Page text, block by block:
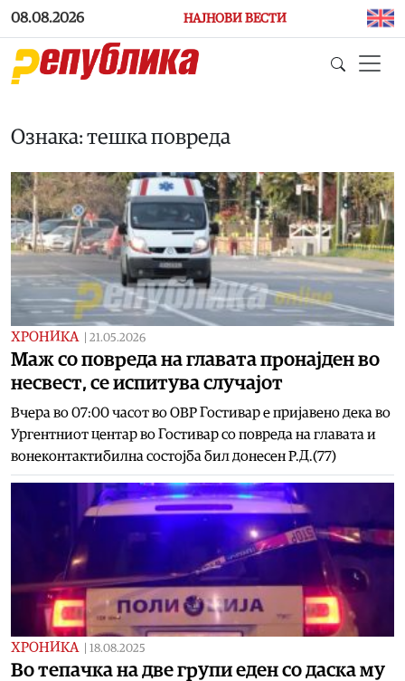
Skip to main content
08.08.2026 НАЈНОВИ ВЕСТИ
Ознака: тешка повреда
ХРОНИКА 21.05.2026
Маж со повреда на главата пронајден во
несвест, се испитува случајот
Вчера во 07:00 часот во ОВР Гостивар е пријавено дека во
Ургентниот центар во Гостивар со повреда на главата и
вонеконтактибилна состојба бил донесен Р.Д.(77)
ХРОНИКА 18.08.2025
Во тепачка на две групи еден со даска му